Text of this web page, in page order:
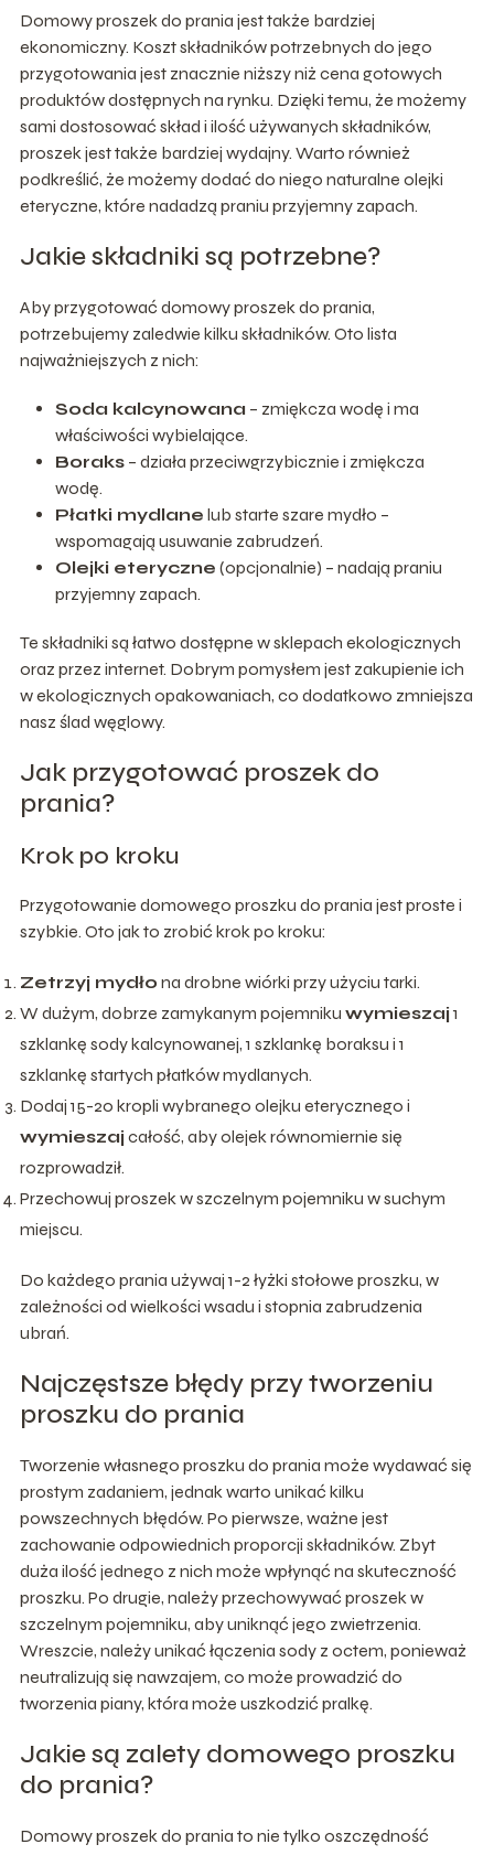
Domowy proszek do prania jest także bardziej
ekonomiczny. Koszt składników potrzebnych do jego
przygotowania jest znacznie niższy niż cena gotowych
produktów dostępnych na rynku. Dzięki temu, że możemy
sami dostosować skład i ilość używanych składników,
proszek jest także bardziej wydajny. Warto również
podkreślić, że możemy dodać do niego naturalne olejki
eteryczne, które nadadzą praniu przyjemny zapach.
Jakie składniki są potrzebne?
Aby przygotować domowy proszek do prania,
potrzebujemy zaledwie kilku składników. Oto lista
najważniejszych z nich:
Soda kalcynowana – zmiękcza wodę i ma
właściwości wybielające.
Boraks– działa przeciwgrzybicznie i zmiękcza
wodę.
Płatki mydlane lub starte szare mydło –
wspomagają usuwanie zabrudzeń.
Olejki eteryczne (opcjonalnie) – nadają praniu
przyjemny zapach.
Te składniki są łatwo dostępne w sklepach ekologicznych
oraz przez internet. Dobrym pomysłem jest zakupienie ich
w ekologicznych opakowaniach, co dodatkowo zmniejsza
nasz ślad węglowy.
Jak przygotować proszek do
prania?
Krok po kroku
Przygotowanie domowego proszku do prania jest proste i
szybkie. Oto jak to zrobić krok po kroku:
Zetrzyj mydło na drobne wiórki przy użyciu tarki.
W dużym, dobrze zamykanym pojemniku wymieszaj 1
szklankę sody kalcynowanej, 1 szklankę boraksu i 1
szklankę startych płatków mydlanych.
Dodaj 15-20 kropli wybranego olejku eterycznego i
wymieszaj całość, aby olejek równomiernie się
rozprowadził.
Przechowuj proszek w szczelnym pojemniku w suchym
miejscu.
Do każdego prania używaj 1-2 łyżki stołowe proszku, w
zależności od wielkości wsadu i stopnia zabrudzenia
ubrań.
Najczęstsze błędy przy tworzeniu
proszku do prania
Tworzenie własnego proszku do prania może wydawać się
prostym zadaniem, jednak warto unikać kilku
powszechnych błędów. Po pierwsze, ważne jest
zachowanie odpowiednich proporcji składników. Zbyt
duża ilość jednego z nich może wpłynąć na skuteczność
proszku. Po drugie, należy przechowywać proszek w
szczelnym pojemniku, aby uniknąć jego zwietrzenia.
Wreszcie, należy unikać łączenia sody z octem, ponieważ
neutralizują się nawzajem, co może prowadzić do
tworzenia piany, która może uszkodzić pralkę.
Jakie są zalety domowego proszku
do prania?
Domowy proszek do prania to nie tylko oszczędność